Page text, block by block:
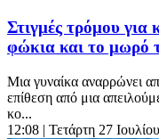
Στιγμές τρόμου για
φώκια και το μωρό
Μια γυναίκα αναρρώνει
επίθεση από μια
κο...
12:08 | Τετάρτη 27